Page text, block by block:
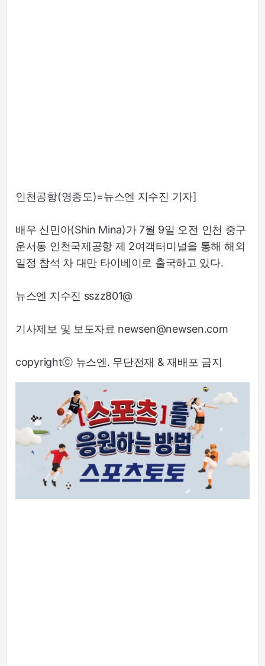
인천공항(영종도)=뉴스엔 지수진 기자]
배우 신민아(Shin Mina)가 7월 9일 오전 인천 중구
운서동 인천국제공항 제 2여객터미널을 통해 해외
일정 참석 차 대만 타이베이로 출국하고 있다.
뉴스엔 지수진 sszz801@
기사제보 및 보도자료 newsen@newsen.com
copyrightⓒ 뉴스엔. 무단전재 & 재배포 금지